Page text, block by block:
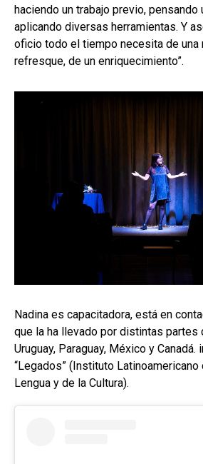
haciendo un trabajo previo, pensando
aplicando diversas herramientas. Y
oficio todo el tiempo necesita de una
refresque, de un enriquecimiento”.
Nadina es capacitadora, está en
que la ha llevado por distintas partes
Uruguay, Paraguay, México y Canadá.
“Legados” (Instituto
Lengua y de la Cultura).